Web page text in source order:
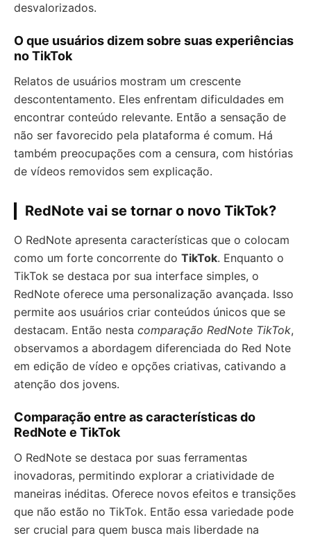
desvalorizados.
O que usuários dizem sobre suas experiências
no TikTok
Relatos de usuários mostram um crescente
descontentamento. Eles enfrentam dificuldades em
encontrar conteúdo relevante. Então a sensação de
não ser favorecido pela plataforma é comum. Há
também preocupações com a censura, com histórias
de vídeos removidos sem explicação.
RedNote vai se tornar o novo TikTok?
O RedNote apresenta características que o colocam
como um forte concorrente do TikTok. Enquanto o
TikTok se destaca por sua interface simples, o
RedNote oferece uma personalização avançada. Isso
permite aos usuários criar conteúdos únicos que se
destacam. Então nesta comparação RedNote TikTok,
observamos a abordagem diferenciada do Red Note
em edição de vídeo e opções criativas, cativando a
atenção dos jovens.
Comparação entre as características do
RedNote e TikTok
O RedNote se destaca por suas ferramentas
inovadoras, permitindo explorar a criatividade de
maneiras inéditas. Oferece novos efeitos e transições
que não estão no TikTok. Então essa variedade pode
ser crucial para quem busca mais liberdade na